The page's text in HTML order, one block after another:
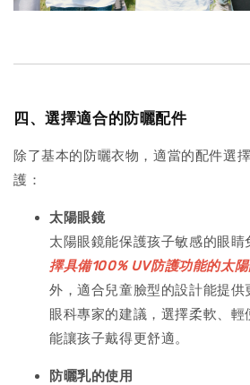
四、選擇適合的防曬配件
除了基本的防曬衣物，適當的配件選
護：
太陽眼鏡
太陽眼鏡能保護孩子敏感的眼睛
擇具備100% UV防護功能的太陽
外，適合兒童臉型的設計能提
眼科專家的建議，選擇柔軟、輕
能讓孩子戴得更舒適。
防曬乳的使用